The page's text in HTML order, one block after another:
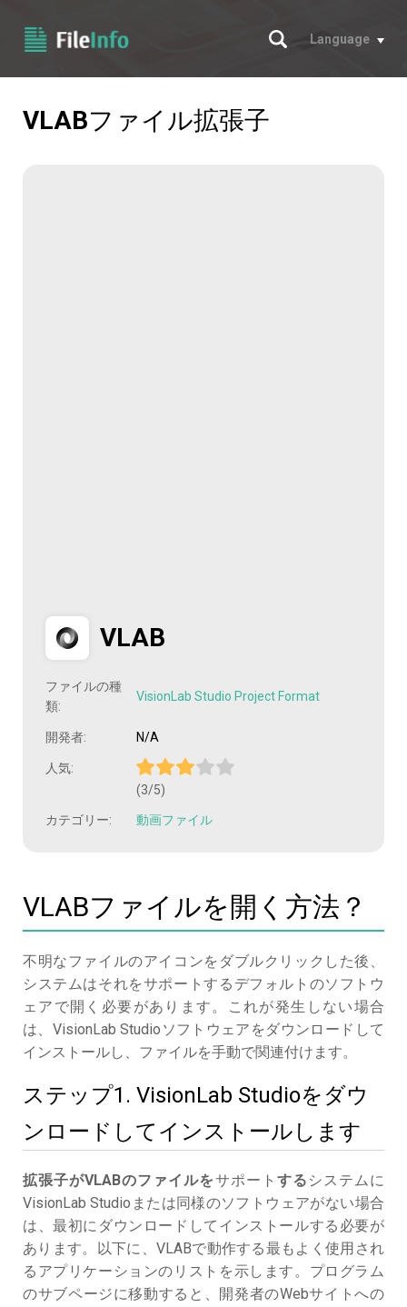
サーチ
Language
VLABファイル拡張子
VLAB
ファイルの種
類:
VisionLab Studio Project Format
開発者: N/A
人気:
(3/5)
カテゴリー: 動画ファイル
VLABファイルを開く方法？
不明なファイルのアイコンをダブルクリックした後、
システムはそれをサポートするデフォルトのソフトウ
ェアで開く必要があります。これが発生しない場合
は、VisionLab Studioソフトウェアをダウンロードして
インストールし、ファイルを手動で関連付けます。
ステップ1. VisionLab Studioをダウ
ンロードしてインストールします
拡張子がVLABのファイルをサポート する システムに
VisionLab Studioまたは同様のソフトウェアがない場合
は、最初にダウンロードしてインストールする必要が
あります。以下に、VLABで動作する最もよく使用され
るアプリケーションのリストを示します。プログラム
のサブページに移動すると、開発者のWebサイトへの